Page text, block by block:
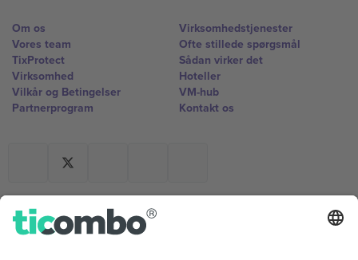
Om os
Vores team
TixProtect
Virksomhed
Vilkår og Betingelser
Partnerprogram
Virksomhedstjenester
Ofte stillede spørgsmål
Sådan virker det
Hoteller
VM-hub
Kontakt os